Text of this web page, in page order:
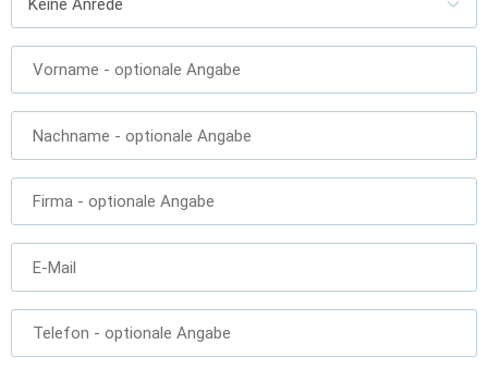
Vorname - optionale Angabe
Nachname - optionale Angabe
Firma - optionale Angabe
E-Mail
Telefon - optionale Angabe